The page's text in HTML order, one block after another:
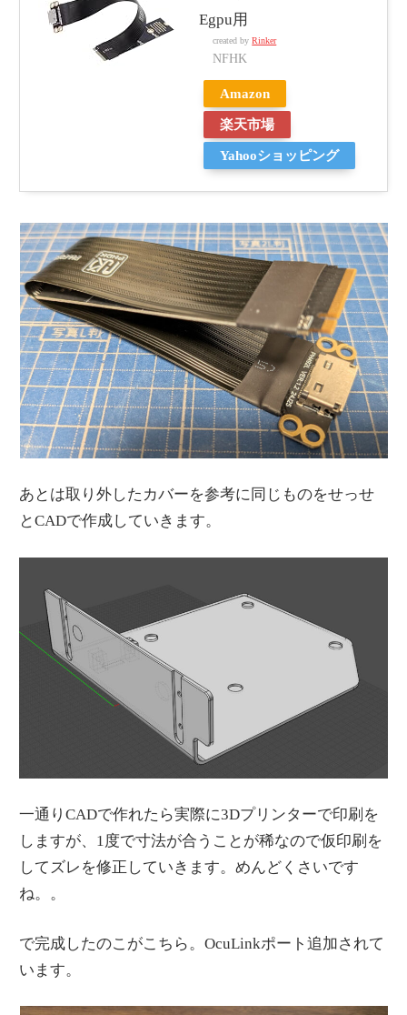
Egpu用
created byRinker
NFHK
Amazon
楽天市場
Yahooショッピング
あとは取り外したカバーを参考に同じものをせっせ
とCADで作成していきます。
一通りCADで作れたら実際に3Dプリンターで印刷を
しますが、1度で寸法が合うことが稀なので仮印刷を
してズレを修正していきます。めんどくさいです
ね。。
で完成したのこがこちら。OcuLinkポート追加されて
います。